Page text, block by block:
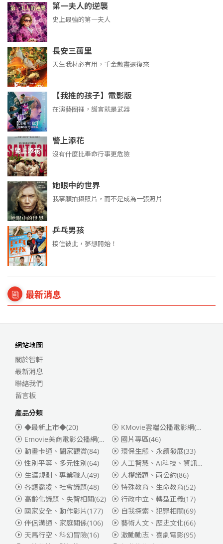
第一夫人的逆襲
史上最強的第一夫人
長安三萬里
天生我材必有用，千金散盡還復來
【我推的孩子】電影版
在演藝圈裡，謊言就是武器
警上添花
沒有什麼比奉命行事更危險
她眼中的世界
我寧願拍攝照片，而不是成為一張照片
乒乓男孩
接住彼此，夢想開始！
最新消息
網站地圖
關於智軒
最新消息
聯絡我們
留言板
產品分類
◆最新上市◆(20)
KMovie雲端公播電影網(迪士尼、福斯、索尼)
Emovie美商電影公播網(華納)
(186)
國片專區(46)
動畫卡通、闔家觀賞(84) 環保生態、永續發展(33)
性別平等、多元性別(64) 人工智慧、AI科技、資訊安全
生涯規劃、專業職人(49) 人權議題、兩公約(86)
各類霸凌、社會議題(48) 特殊教育、生命教育(52)
高齡化議題、失智相關(62) 行政中立、轉型正義(17)
國家安全、動作影片(177) 自我探索、犯罪相關(69)
伴侶溝通、家庭關係(106) 藝術人文、歷史文化(66)
天馬行空、科幻冒險(16) 激勵勵志、喜劇電影(95)